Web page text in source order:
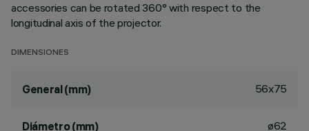
accessories can be rotated 360° with respect to the
longitudinal axis of the projector.
DIMENSIONES
General (mm) 56x75
Diámetro (mm) ø62